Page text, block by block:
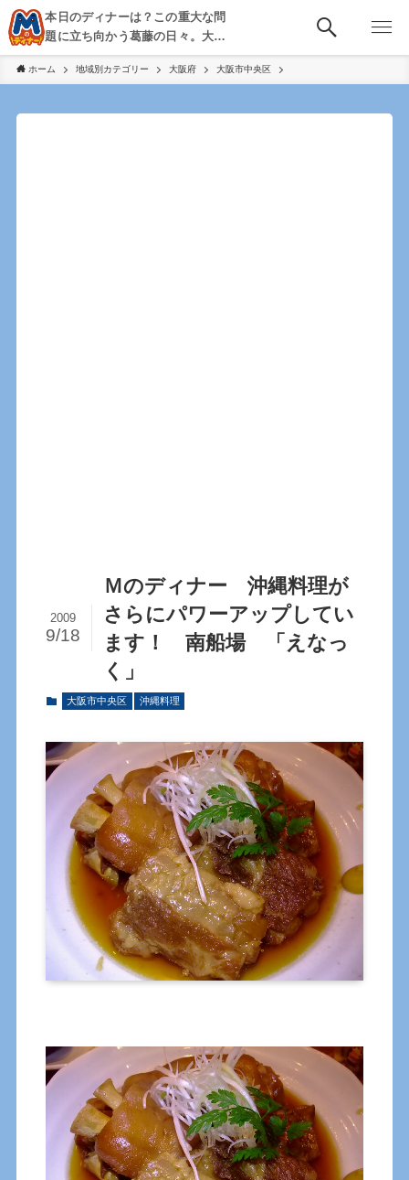
本日のディナーは？この重大な問
題に立ち向かう葛藤の日々。大
阪・京都・神戸を中心とした食べ
歩き、飲み歩きを綴る。
ホーム 地域別カテゴリー 大阪府 大阪市中央区
Ｍのディナー 沖縄料理が
さらにパワーアップしてい
ます！ 南船場 「えなっ
く」
2009
9/18
大阪市中央区 沖縄料理